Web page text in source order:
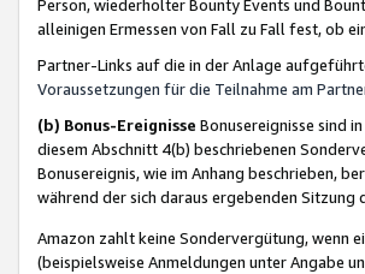
Person, wiederholter Bounty Events und
alleinigen Ermessen von Fall zu Fall fest, ob
Partner-Links auf die in der Anlage
Voraussetzungen für die Teilnahme am
(b) Bonus-Ereignisse Bonusereignisse sind
diesem Abschnitt 4(b) beschriebenen
Bonusereignis, wie im Anhang beschrieben,
während der sich daraus ergebenden
Amazon zahlt keine Sondervergütung, wenn
(beispielsweise Anmeldungen unter Angabe